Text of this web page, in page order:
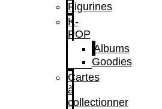
Figurines
K-
POP
Albums
Goodies
Cartes
à
collectionner